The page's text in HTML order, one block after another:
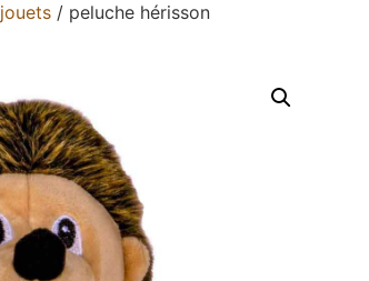
jouets / peluche hérisson